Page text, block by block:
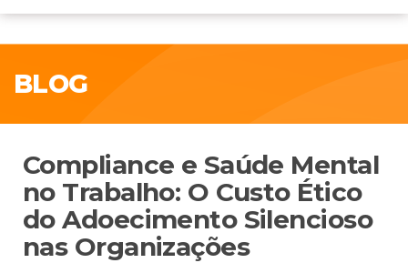
BLOG
Compliance e Saúde Mental
no Trabalho: O Custo Ético
do Adoecimento Silencioso
nas Organizações